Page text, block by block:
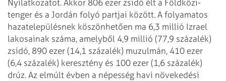
Nyilatkozatot. Akkor 806 ezer zsidó élt a Földközi-
tenger és a Jordán folyó partjai között. A folyamatos
hazatelepülésnek köszönhetően ma 6,3 millió Izrael
lakosainak száma, amelyből 4,9 millió (77,9 százalék)
zsidó, 890 ezer (14,1 százalék) muzulmán, 410 ezer
(6,4 százalék) keresztény és 100 ezer (1,6 százalék)
drúz. Az elmúlt évben a népesség havi növekedési